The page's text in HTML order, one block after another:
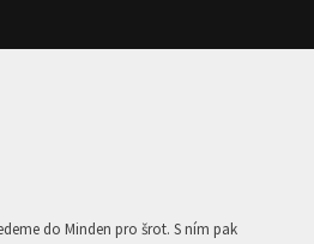
do Minden pro šrot. S ním pak